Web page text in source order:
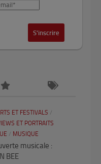
ET FESTIVALS /
ET PORTRAITS
/ MUSIQUE
musicale :
BEE